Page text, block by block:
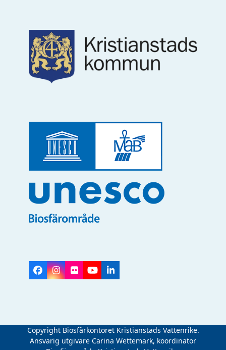
Facebook
Instagram
FlickrYouTubeLinkedIn
Copyright Biosfärkontoret Kristianstads Vattenrike.
Ansvarig utgivare Carina Wettemark, koordinator